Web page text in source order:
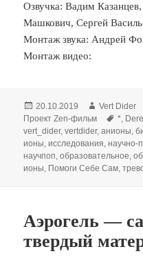
Озвучка: Вадим
Машкович, Сергей
Монтаж звука: Андрей
Монтаж видео:
Опубликовано
20.10.2019 Автор
Vert Dider
Проект Zen-фильм
Метки
*,
vert_dider,vertdider,анионы,
ионы,исследования,научно-
научпоп,образовательное,
ионы, Помоги Себе Сам,
Аэрогель —
твердый